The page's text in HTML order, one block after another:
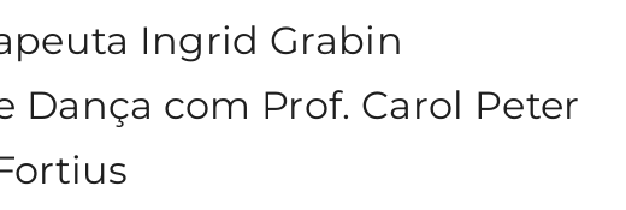
Ingrid Grabin
Dança com Prof. Carol Peter